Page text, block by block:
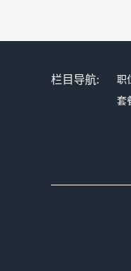
栏目导航: 职
套